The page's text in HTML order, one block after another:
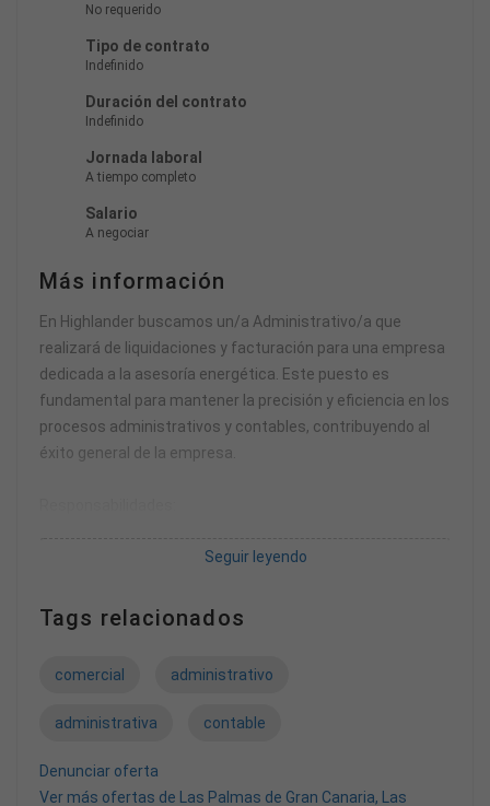
No requerido
Tipo de contrato
Indefinido
Duración del contrato
Indefinido
Jornada laboral
A tiempo completo
Salario
A negociar
Más información
En Highlander buscamos un/a Administrativo/a que
realizará de liquidaciones y facturación para una empresa
dedicada a la asesoría energética. Este puesto es
fundamental para mantener la precisión y eficiencia en los
procesos administrativos y contables, contribuyendo al
éxito general de la empresa.
* Realizar liquidaciones mensuales y/o periódicas
* Administrar contraseñas y accesos de usuarios y
usuarios en los sistemas.
normativas fiscales y contables.
* Apoyar en la contabilización de operaciones y realizar
Seguir leyendo
Tags relacionados
comercial administrativo
administrativa contable
Denunciar oferta
Ver más ofertas de Las Palmas de Gran Canaria, Las